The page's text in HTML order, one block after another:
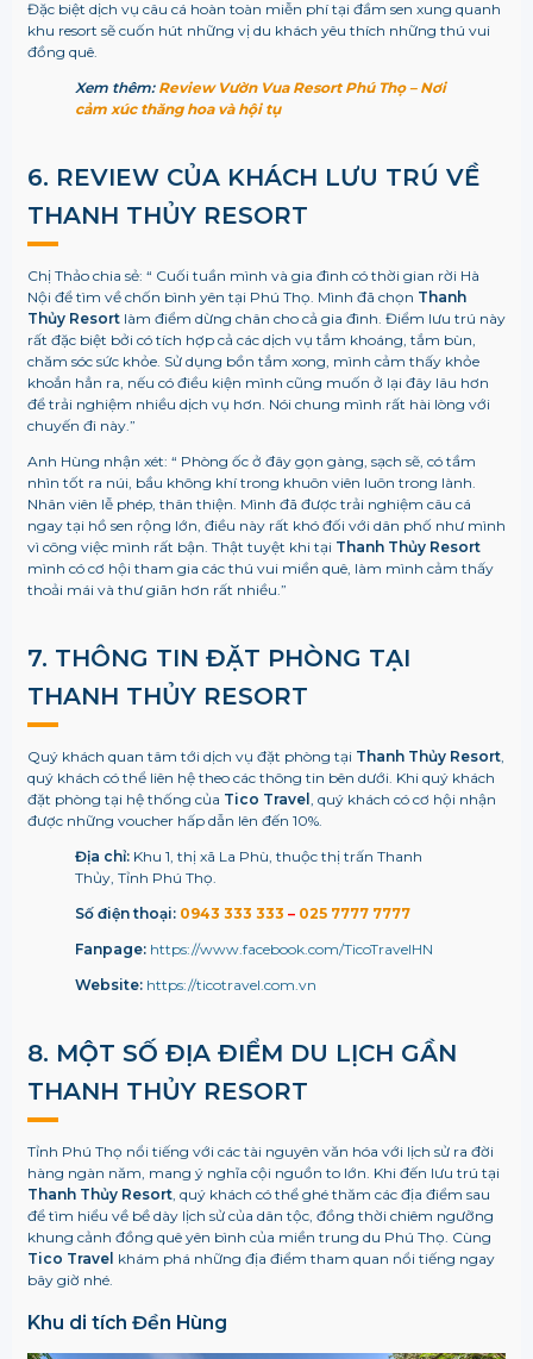
Đặc biệt dịch vụ câu cá hoàn toàn miễn phí tại đầm sen xung quanh
khu resort sẽ cuốn hút những vị du khách yêu thích những thú vui
đồng quê.
Xem thêm: Review Vườn Vua Resort Phú Thọ – Nơi
cảm xúc thăng hoa và hội tụ
6. REVIEW CỦA KHÁCH LƯU TRÚ VỀ
THANH THỦY RESORT
Chị Thảo chia sẻ: “ Cuối tuần mình và gia đình có thời gian rời Hà
Nội để tìm về chốn bình yên tại Phú Thọ. Mình đã chọn Thanh
Thủy Resortlàm điểm dừng chân cho cả gia đình. Điểm lưu trú này
rất đặc biệt bởi có tích hợp cả các dịch vụ tắm khoáng, tắm bùn,
chăm sóc sức khỏe. Sử dụng bồn tắm xong, mình cảm thấy khỏe
khoắn hẳn ra, nếu có điều kiện mình cũng muốn ở lại đây lâu hơn
để trải nghiệm nhiều dịch vụ hơn. Nói chung mình rất hài lòng với
chuyến đi này.”
Anh Hùng nhận xét: “ Phòng ốc ở đây gọn gàng, sạch sẽ, có tầm
nhìn tốt ra núi, bầu không khí trong khuôn viên luôn trong lành.
Nhân viên lễ phép, thân thiện. Mình đã được trải nghiệm câu cá
ngay tại hồ sen rộng lớn, điều này rất khó đối với dân phố như mình
vì công việc mình rất bận. Thật tuyệt khi tại Thanh Thủy Resort
mình có cơ hội tham gia các thú vui miền quê, làm mình cảm thấy
thoải mái và thư giãn hơn rất nhiều.”
7. THÔNG TIN ĐẶT PHÒNG TẠI
THANH THỦY RESORT
Quý khách quan tâm tới dịch vụ đặt phòng tại Thanh Thủy Resort,
quý khách có thể liên hệ theo các thông tin bên dưới. Khi quý khách
đặt phòng tại hệ thống của Tico Travel , quý khách có cơ hội nhận
được những voucher hấp dẫn lên đến 10%.
Địa chỉ:Khu 1, thị xã La Phù, thuộc thị trấn Thanh
Thủy, Tỉnh Phú Thọ.
Số điện thoại: 0943 333 333 – 025 7777 7777
Fanpage: https://www.facebook.com/TicoTravelHN
Website: https://ticotravel.com.vn
8. MỘT SỐ ĐỊA ĐIỂM DU LỊCH GẦN
THANH THỦY RESORT
Tỉnh Phú Thọ nổi tiếng với các tài nguyên văn hóa với lịch sử ra đời
hàng ngàn năm, mang ý nghĩa cội nguồn to lớn. Khi đến lưu trú tại
Thanh Thủy Resort, quý khách có thể ghé thăm các địa điểm sau
để tìm hiểu về bề dày lịch sử của dân tộc, đồng thời chiêm ngưỡng
khung cảnh đồng quê yên bình của miền trung du Phú Thọ. Cùng
Tico Travel khám phá những địa điểm tham quan nổi tiếng ngay
bây giờ nhé.
Khu di tích Đền Hùng